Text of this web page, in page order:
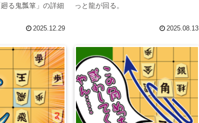
る鬼瓢箪」の詳細
2025.12.29
っと龍が回る。
2025.08.13